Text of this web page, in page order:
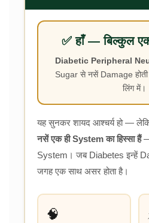
✅ हाँ — बिल्कुल
Diabetic Peripheral
Sugar से नसें Damage होती
लिंग में।
यह सुनकर शायद आश्चर्य हो —
नसें एक ही System का हिस्सा हैं—
System। जब Diabetes इन्हें
जगह एक साथ असर होता है।
🧠